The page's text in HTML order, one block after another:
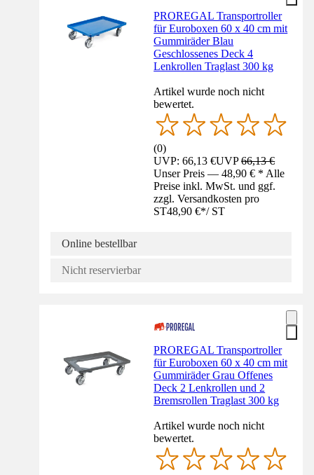
PROREGAL Transportroller
für Euroboxen 60 x 40 cm mit
Gummiräder Blau
Geschlossenes Deck 4
Lenkrollen Traglast 300 kg
Artikel wurde noch nicht
bewertet.
(0)
UVP: 66,13 €UVP66,13 €
Unser Preis — 48,90 € * Alle
Preise inkl. MwSt. und ggf.
zzgl. Versandkosten pro
ST48,90 €*/ ST
Online bestellbar
Nicht reservierbar
PROREGAL Transportroller
für Euroboxen 60 x 40 cm mit
Gummiräder Grau Offenes
Deck 2 Lenkrollen und 2
Bremsrollen Traglast 300 kg
Artikel wurde noch nicht
bewertet.